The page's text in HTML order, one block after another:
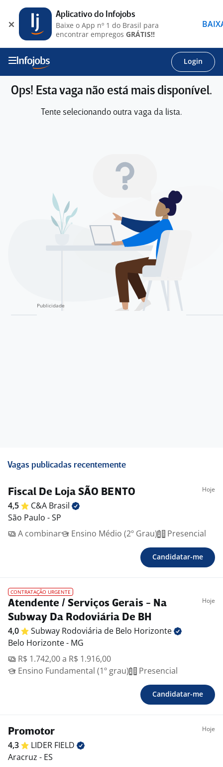
Login
Ops! Esta vaga não está mais disponível.
Tente selecionando outra vaga da lista.
Vagas publicadas recentemente
Fiscal De Loja SÃO BENTO Hoje
4,5 C&A Brasil
São Paulo - SP
A combinar
Ensino Médio (2º Grau) Presencial
Candidatar-me
CONTRATAÇÃO URGENTE
Atendente / Serviços Gerais - Na
Subway Da Rodoviária De BH
Hoje
4,0 Subway Rodoviária de Belo Horizonte
Belo Horizonte - MG
R$ 1.742,00 a R$ 1.916,00
Ensino Fundamental (1º grau)
Presencial
Candidatar-me
Promotor Hoje
4,3 LIDER FIELD
Aracruz - ES
Aplicativo do Infojobs
Baixe o App nº 1 do Brasil para
encontrar empregos GRÁTIS!!